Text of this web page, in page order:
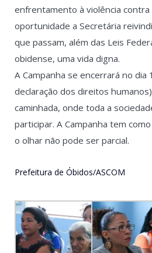
enfrentamento à violência contra
oportunidade a Secretária
que passam, além das Leis
obidense, uma vida digna.
A Campanha se encerrará no dia
declaração dos direitos
caminhada, onde toda a
participar. A Campanha tem
o olhar não pode ser parcial.
Prefeitura de Óbidos/ASCOM